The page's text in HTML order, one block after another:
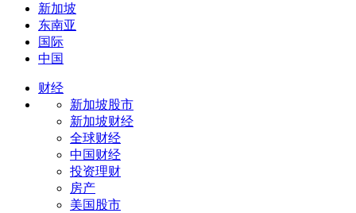
新加坡
东南亚
国际
中国
财经
新加坡股市
新加坡财经
全球财经
中国财经
投资理财
房产
美国股市